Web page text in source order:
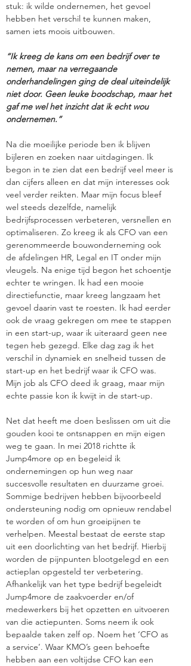
stuk: ik wilde ondernemen, het gevoel
hebben het verschil te kunnen maken,
samen iets moois uitbouwen.
“Ik kreeg de kans om een bedrijf over te
nemen, maar na verregaande
onderhandelingen ging de deal uiteindelijk
niet door. Geen leuke boodschap, maar het
gaf me wel het inzicht dat ik echt wou
ondernemen.”
Na die moeilijke periode ben ik blijven
bijleren en zoeken naar uitdagingen. Ik
begon in te zien dat een bedrijf veel meer is
dan cijfers alleen en dat mijn interesses ook
veel verder reikten. Maar mijn focus bleef
wel steeds dezelfde, namelijk
bedrijfsprocessen verbeteren, versnellen en
optimaliseren. Zo kreeg ik als CFO van een
gerenommeerde bouwonderneming ook
de afdelingen HR, Legal en IT onder mijn
vleugels. Na enige tijd begon het schoentje
echter te wringen. Ik had een mooie
directiefunctie, maar kreeg langzaam het
gevoel daarin vast te roesten. Ik had eerder
ook de vraag gekregen om mee te stappen
in een start-up, waar ik uiteraard geen nee
tegen heb gezegd. Elke dag zag ik het
verschil in dynamiek en snelheid tussen de
start-up en het bedrijf waar ik CFO was.
Mijn job als CFO deed ik graag, maar mijn
echte passie kon ik kwijt in de start-up.
Net dat heeft me doen beslissen om uit die
gouden kooi te ontsnappen en mijn eigen
weg te gaan. In mei 2018 richtte ik
Jump4more op en begeleid ik
ondernemingen op hun weg naar
succesvolle resultaten en duurzame groei.
Sommige bedrijven hebben bijvoorbeeld
ondersteuning nodig om opnieuw rendabel
te worden of om hun groeipijnen te
verhelpen. Meestal bestaat de eerste stap
uit een doorlichting van het bedrijf. Hierbij
worden de pijnpunten blootgelegd en een
actieplan opgesteld ter verbetering.
Afhankelijk van het type bedrijf begeleidt
Jump4more de zaakvoerder en/of
medewerkers bij het opzetten en uitvoeren
van die actiepunten. Soms neem ik ook
bepaalde taken zelf op. Noem het ‘CFO as
a service’. Waar KMO’s geen behoefte
hebben aan een voltijdse CFO kan een